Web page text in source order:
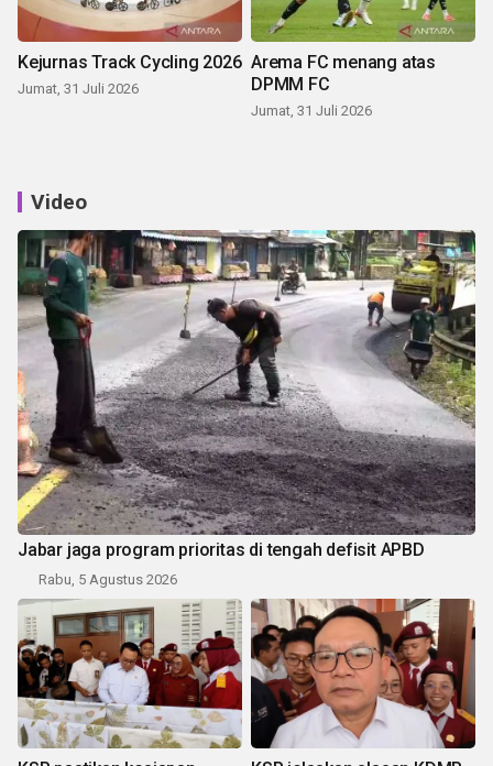
Kejurnas Track Cycling 2026
Jumat, 31 Juli 2026
Arema FC menang atas
DPMM FC
Jumat, 31 Juli 2026
Video
Jabar jaga program prioritas di tengah defisit APBD
Rabu, 5 Agustus 2026